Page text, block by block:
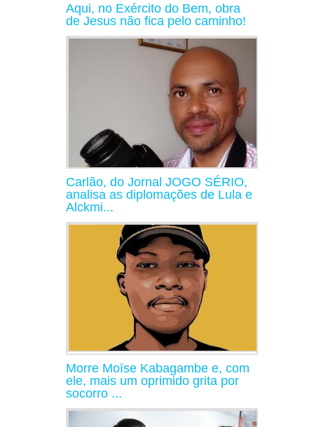
Aqui, no Exército do Bem, obra
de Jesus não fica pelo caminho!
Carlão, do Jornal JOGO SÉRIO,
analisa as diplomações de Lula e
Alckmi...
Morre Moïse Kabagambe e, com
ele, mais um oprimido grita por
socorro ...